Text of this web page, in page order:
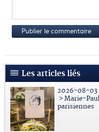
Publier le commentaire
Les articles liés
2026-08-03
> Marie-
parisiennes